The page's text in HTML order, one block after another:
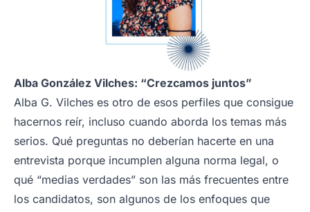
Alba González Vilches: “Crezcamos juntos”
Alba G. Vilches es otro de esos perfiles que consigue
hacernos reír, incluso cuando aborda los temas más
serios. Qué preguntas no deberían hacerte en una
entrevista porque incumplen alguna norma legal, o
qué “medias verdades” son las más frecuentes entre
los candidatos, son algunos de los enfoques que